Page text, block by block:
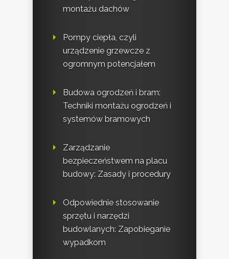
montażu dachów
Pompy ciepła, czyli
urządzenie grzewcze z
ogromnym potencjałem
Budowa ogrodzeń i bram:
Techniki montażu ogrodzeń i
systemów bramowych
Zarządzanie
bezpieczeństwem na placu
budowy: Zasady i procedury
Odpowiednie stosowanie
sprzętu i narzędzi
budowlanych: Zapobieganie
wypadkom